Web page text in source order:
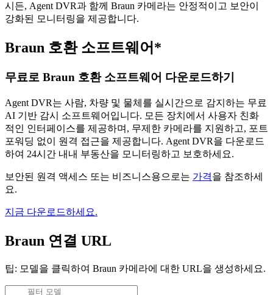
시든, Agent DVR과 함께 Braun 카메라는 안정적이고 보안이
강화된 모니터링을 제공합니다.
Braun 호환 소프트웨어*
무료로 Braun 호환 소프트웨어 다운로드하기
Agent DVR는 사람, 차량 및 물체를 실시간으로 감지하는 무료
AI 기반 감시 소프트웨어입니다. 모든 장치에서 사용자 친화
적인 인터페이스를 제공하며, 무제한 카메라를 지원하고, 포트
포워딩 없이 원격 접근을 제공합니다. Agent DVR을 다운로드
하여 24시간 내내 부동산을 모니터링하고 보호하세요.
보안된 원격 액세스 또는 비즈니스용으로는 가격을 참조하세
요.
지금 다운로드하세요.
Braun 연결 URL
팁: 모델을 클릭하여 Braun 카메라에 대한 URL을 생성하세요.